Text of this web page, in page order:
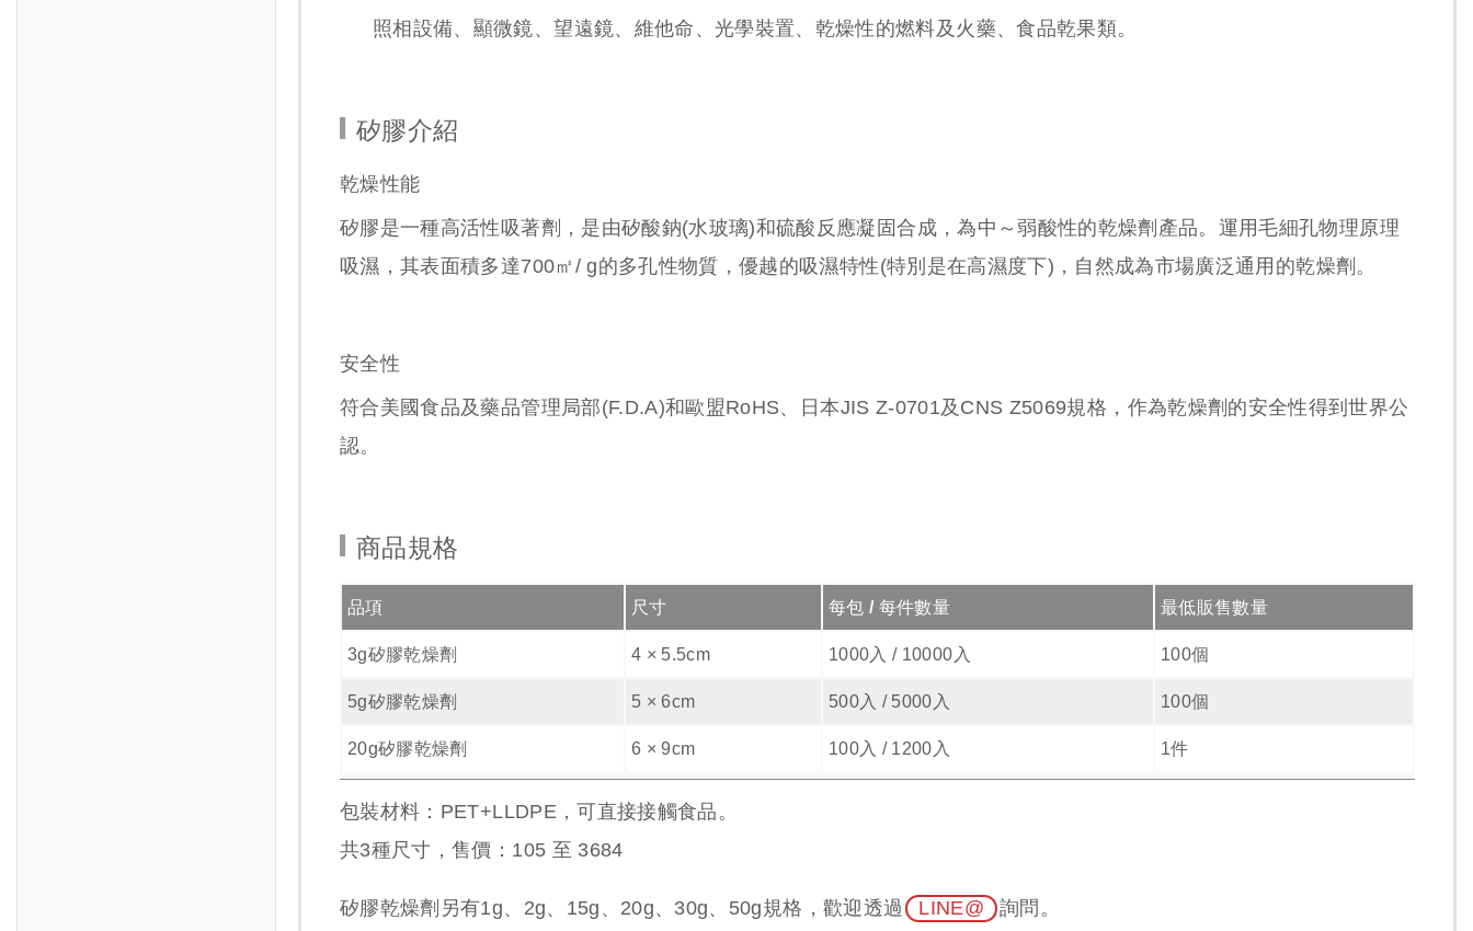
照相設備、顯微鏡、望遠鏡、維他命、光學裝置、乾燥性的燃料及火藥、食品乾果類。
矽膠介紹
乾燥性能
矽膠是一種高活性吸著劑，是由矽酸鈉(水玻璃)和硫酸反應凝固合成，為中～弱酸性的乾燥劑產品。運用毛細孔物理原理
吸濕，其表面積多達700㎡/ g的多孔性物質，優越的吸濕特性(特別是在高濕度下)，自然成為市場廣泛通用的乾燥劑。
安全性
符合美國食品及藥品管理局部(F.D.A)和歐盟RoHS、日本JIS Z-0701及CNS Z5069規格，作為乾燥劑的安全性得到世界公
認。
商品規格
品項 尺寸 每包 / 每件數量 最低販售數量
3g矽膠乾燥劑 4 × 5.5cm 1000入 / 10000入 100個
5g矽膠乾燥劑 5 × 6cm 500入 / 5000入 100個
20g矽膠乾燥劑 6 × 9cm 100入 / 1200入 1件
包裝材料：PET+LLDPE，可直接接觸食品。
共3種尺寸，售價： 105 至 3684
矽膠乾燥劑另有1g、2g、15g、20g、30g、50g規格，歡迎透過 LINE@ 詢問。